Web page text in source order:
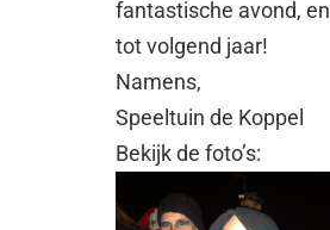
fantastische avond, en
tot volgend jaar!
Namens,
Speeltuin de Koppel
Bekijk de foto’s: